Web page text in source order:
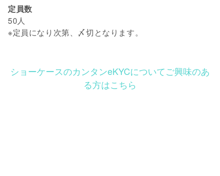
定員数
50人
※定員になり次第、〆切となります。
ショーケースのカンタンeKYCについてご興味のあ
る方はこちら